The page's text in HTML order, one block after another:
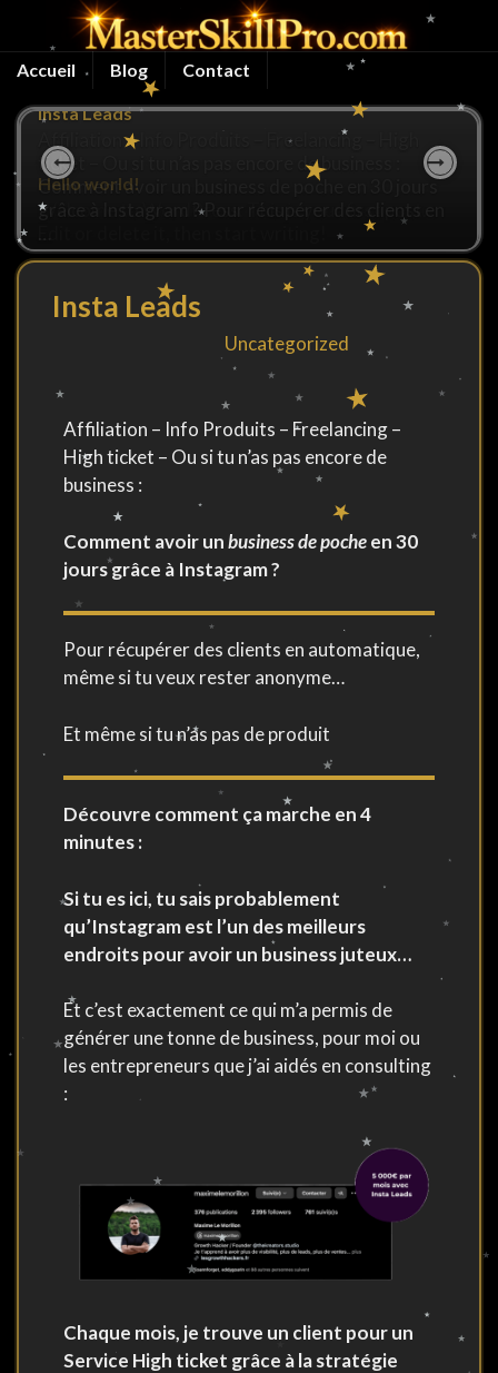
Accueil Blog Contact
Insta Leads
Affiliation – Info Produits – Freelancing – High
ticket – Ou si tu n’as pas encore de business :
Comment avoir un business de poche en 30 jours
grâce à Instagram ? Pour récupérer des clients en
Previous
Insta Leads
Uncategorized
Affiliation – Info Produits – Freelancing –
High ticket – Ou si tu n’as pas encore de
business :
Comment avoir unbusiness de pocheen 30
jours grâce à Instagram ?
Pour récupérer des clients en automatique,
même si tu veux rester anonyme…
Et même si tu n’as pas de produit
Découvre comment ça marche en 4
minutes :
Si tu es ici, tu sais probablement
qu’Instagram est l’un des meilleurs
endroits pour avoir un business juteux…
Et c’est exactement ce qui m’a permis de
générer une tonne de business, pour moi ou
les entrepreneurs que j’ai aidés en consulting
:
Chaque mois, je trouve un client pour un
Service High ticket grâce à la stratégie